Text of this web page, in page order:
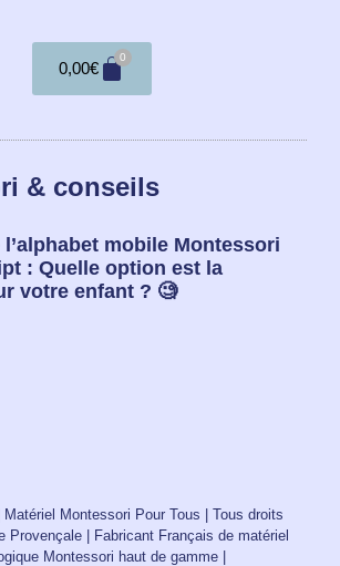
0,00€
0
& conseils
mobile Montessori
: Quelle option est la
votre enfant ? 🧐
Montessori Pour Tous | Tous droits
Provençale | Fabricant Français de matériel
Montessori haut de gamme |